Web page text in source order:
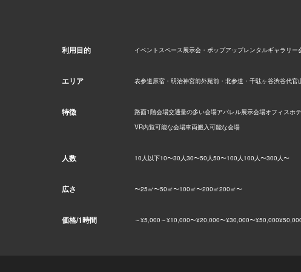
利用目的 イベントスペース展示会・ポップアップレンタルギャラリー
エリア 表参道原宿・明治神宮前外苑前・北参道・千駄ヶ谷渋谷代官
特徴 路面1階会場交通量の多い会場アパレル展示会場オフィスホ
VR内覧可能な会場車両搬入可能な会場
人数 10人以下10〜30人30〜50人50〜100人 100人〜300人〜
広さ 〜25㎡〜50㎡〜100㎡〜200㎡200㎡〜
価格/1時間 ～¥5,000 ～¥10,000〜¥20,000〜¥30,000〜¥50,000